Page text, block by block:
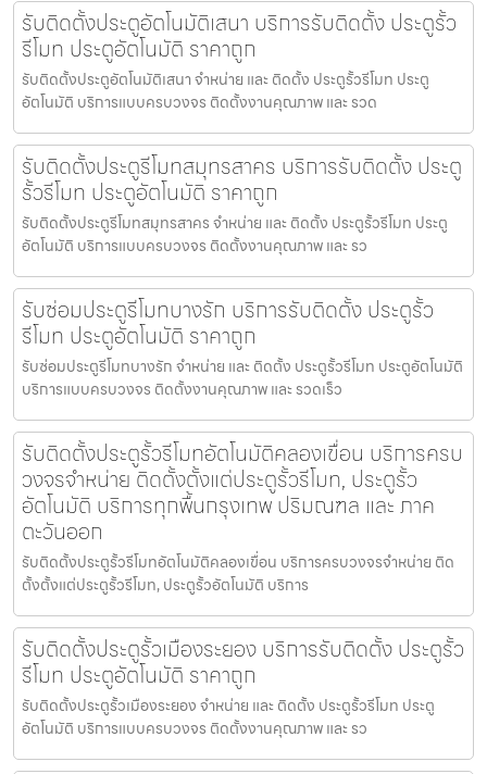
รับติดตั้งประตูอัตโนมัติเสนา บริการรับติดตั้ง ประตูรั้ว
รีโมท ประตูอัตโนมัติ ราคาถูก
รับติดตั้งประตูอัตโนมัติเสนา จำหน่าย และ ติดตั้ง ประตูรั้วรีโมท ประตู
อัตโนมัติ บริการแบบครบวงจร ติดตั้งงานคุณภาพ และ รวด
รับติดตั้งประตูรีโมทสมุทรสาคร บริการรับติดตั้ง ประตู
รั้วรีโมท ประตูอัตโนมัติ ราคาถูก
รับติดตั้งประตูรีโมทสมุทรสาคร จำหน่าย และ ติดตั้ง ประตูรั้วรีโมท ประตู
อัตโนมัติ บริการแบบครบวงจร ติดตั้งงานคุณภาพ และ รว
รับซ่อมประตูรีโมทบางรัก บริการรับติดตั้ง ประตูรั้ว
รีโมท ประตูอัตโนมัติ ราคาถูก
รับซ่อมประตูรีโมทบางรัก จำหน่าย และ ติดตั้ง ประตูรั้วรีโมท ประตูอัตโนมัติ
บริการแบบครบวงจร ติดตั้งงานคุณภาพ และ รวดเร็ว
รับติดตั้งประตูรั้วรีโมทอัตโนมัติคลองเขื่อน บริการครบ
วงจรจำหน่าย ติดตั้งตั้งแต่ประตูรั้วรีโมท, ประตูรั้ว
อัตโนมัติ บริการทุกพื้นกรุงเทพ ปริมณฑล และ ภาค
ตะวันออก
รับติดตั้งประตูรั้วรีโมทอัตโนมัติคลองเขื่อน บริการครบวงจรจำหน่าย ติด
ตั้งตั้งแต่ประตูรั้วรีโมท, ประตูรั้วอัตโนมัติ บริการ
รับติดตั้งประตูรั้วเมืองระยอง บริการรับติดตั้ง ประตูรั้ว
รีโมท ประตูอัตโนมัติ ราคาถูก
รับติดตั้งประตูรั้วเมืองระยอง จำหน่าย และ ติดตั้ง ประตูรั้วรีโมท ประตู
อัตโนมัติ บริการแบบครบวงจร ติดตั้งงานคุณภาพ และ รว